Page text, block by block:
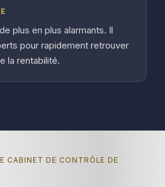
plus en plus alarmants. Il
pour rapidement retrouver
la rentabilité.
CABINET DE CONTRÔLE DE